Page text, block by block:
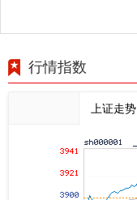
行情指数
上证走势